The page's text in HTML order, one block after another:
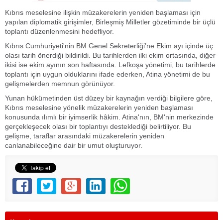
Kıbrıs meselesine ilişkin müzakerelerin yeniden başlaması için
yapılan diplomatik girişimler, Birleşmiş Milletler gözetiminde bir üçlü
toplantı düzenlenmesini hedefliyor.
Kıbrıs Cumhuriyeti'nin BM Genel Sekreterliği’ne Ekim ayı içinde üç
olası tarih önerdiği bildirildi. Bu tarihlerden ilki ekim ortasında, diğer
ikisi ise ekim ayının son haftasında. Lefkoşa yönetimi, bu tarihlerde
toplantı için uygun olduklarını ifade ederken, Atina yönetimi de bu
gelişmelerden memnun görünüyor.
Yunan hükümetinden üst düzey bir kaynağın verdiği bilgilere göre,
Kıbrıs meselesine yönelik müzakerelerin yeniden başlaması
konusunda ılımlı bir iyimserlik hâkim. Atina'nın, BM'nin merkezinde
gerçekleşecek olası bir toplantıyı desteklediği belirtiliyor. Bu
gelişme, taraflar arasındaki müzakerelerin yeniden
canlanabileceğine dair bir umut oluşturuyor.